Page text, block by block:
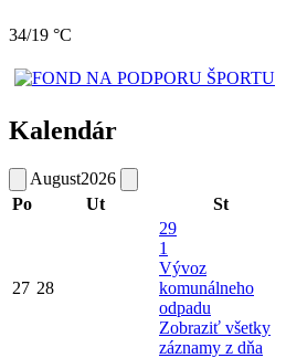
34/19 °C
Kalendár
August2026
Po
Ut St
27 28
29
1
Vývoz
komunálneho
odpadu
Zobraziť všetky
záznamy z dňa